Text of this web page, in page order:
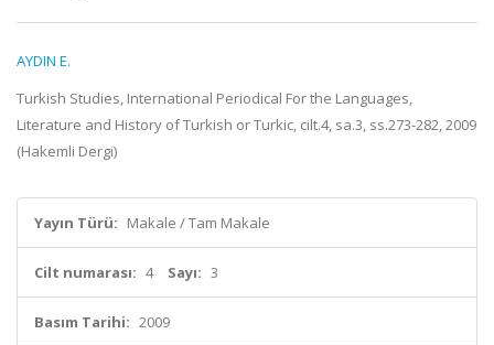
AYDIN E.
Turkish Studies, International Periodical For the Languages,
Literature and History of Turkish or Turkic, cilt.4, sa.3, ss.273-282, 2009
(Hakemli Dergi)
Yayın Türü: Makale / Tam Makale
Cilt numarası: 4 Sayı: 3
Basım Tarihi: 2009